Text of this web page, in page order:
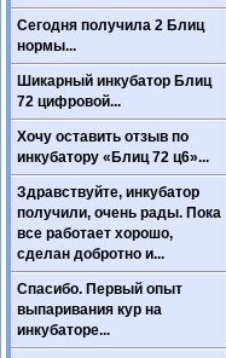
Сегодня получила 2 Блиц
нормы...
Шикарный инкубатор Блиц
72 цифровой...
Хочу оставить отзыв по
инкубатору «Блиц 72 ц6»...
Здравствуйте, инкубатор
получили, очень рады. Пока
все работает хорошо,
сделан добротно и...
Спасибо. Первый опыт
выпаривания кур на
инкубаторе...